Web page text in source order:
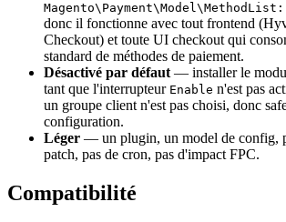
donc il fonctionne avec tout frontend
Checkout) et toute UI checkout qui
standard de méthodes de paiement.
Désactivé par défaut — installer le
tant que l'interrupteur Enable n'est pas
un groupe client n'est pas choisi, donc
configuration.
Léger — un plugin, un model de config,
patch, pas de cron, pas d'impact FPC.
Compatibilité